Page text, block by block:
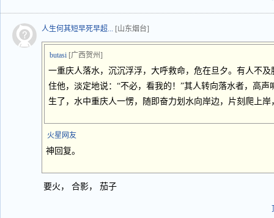
人生何其短早死早超... [山东烟台]
butasi [广西贺州]
一重庆人落水，沉沉浮浮，大呼救命，危在旦夕。有人不
住他，淡定地说：“不必，看我的！”其人转向落水者，高声
生了，水中重庆人一愣，随即奋力划水向岸边，片刻爬上
火星网友
神回复。
要火， 合影， 茄子